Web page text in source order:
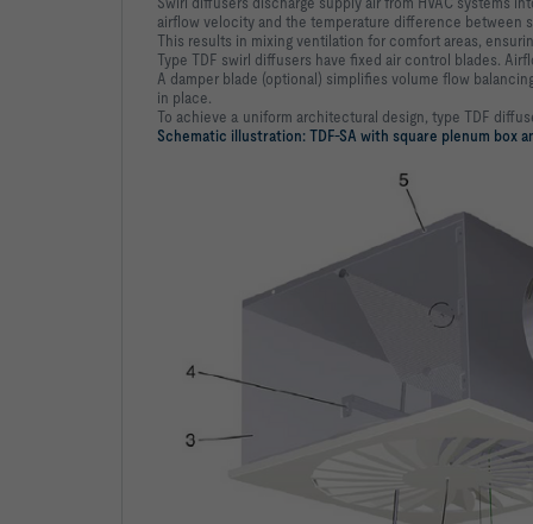
Schematic illustration: TDF-SA with square plenum box
airflow velocity and the temperature difference between
This results in mixing ventilation for comfort areas,
Type TDF swirl diffusers have fixed air control blades.
A damper blade (optional) simplifies volume flow
in place.
To achieve a uniform architectural design, type TDF